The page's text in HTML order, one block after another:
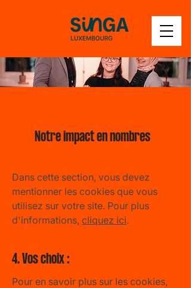
Notre impact en nombres
Dans cette section, vous devez
mentionner les cookies que vous
utilisez sur votre site. Pour plus
d'informations, cliquez ici.
4. Vos choix :
Pour en savoir plus sur les cookies,